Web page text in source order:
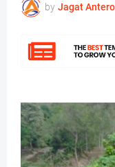
by Jagat Antero